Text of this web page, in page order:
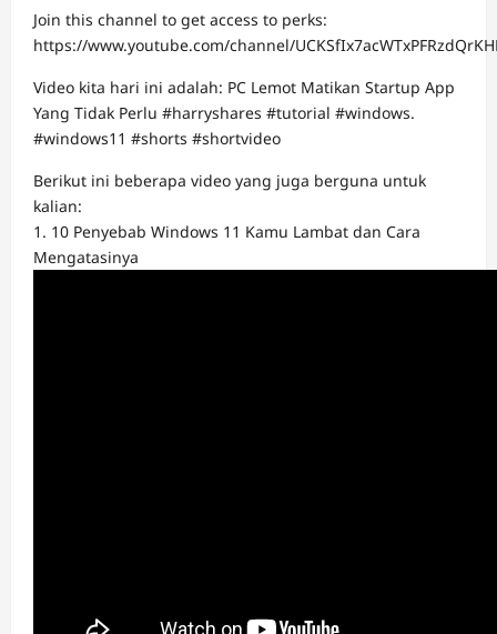
Join this channel to get access to perks:
https://www.youtube.com/channel/
Video kita hari ini adalah: PC Lemot Matikan Startup App
Yang Tidak Perlu #harryshares #tutorial #windows.
#windows11 #shorts #shortvideo
Berikut ini beberapa video yang juga berguna untuk
kalian:
1. 10 Penyebab Windows 11 Kamu Lambat dan Cara
Mengatasinya